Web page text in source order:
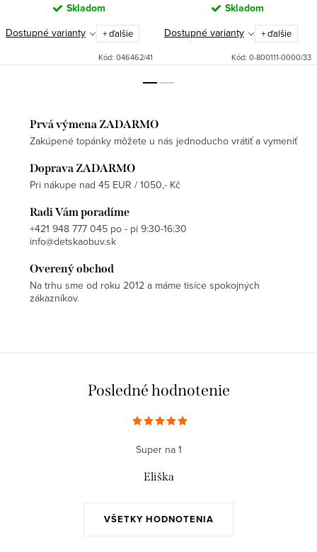
Skladom
Dostupné varianty
+ ďalšie
Kód: 046462/41
Skladom
Dostupné varianty
+ ďalšie
Kód: 0-800111-0000/33
Prvá výmena ZADARMO
Zakúpené topánky môžete u nás jednoducho vrátiť a vymeniť
Doprava ZADARMO
Pri nákupe nad 45 EUR / 1050,- Kč
Radi Vám poradíme
+421 948 777 045 po - pi 9:30-16:30
info@detskaobuv.sk
Overený obchod
Na trhu sme od roku 2012 a máme tisíce spokojných
zákazníkov.
Posledné hodnotenie
VŠETKY HODNOTENIA
Super na 1
Eliška